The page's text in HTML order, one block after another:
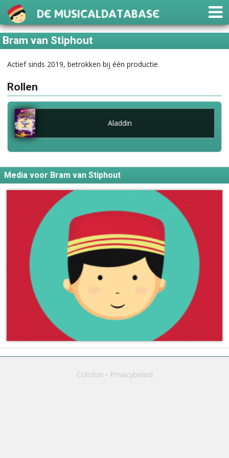
De Musicaldatabase
Bram van Stiphout
Actief sinds 2019, betrokken bij één productie.
Rollen
Aladdin
Media voor Bram van Stiphout
Colofon Privacybeleid